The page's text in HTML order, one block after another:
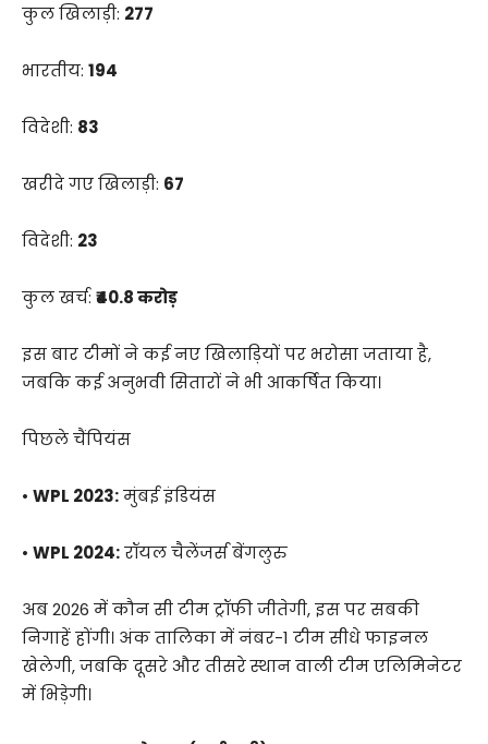
कुल खिलाड़ी: 277
भारतीय: 194
विदेशी: 83
खरीदे गए खिलाड़ी: 67
विदेशी: 23
कुल खर्च:₹40.8 करोड़
इस बार टीमों ने कई नए खिलाड़ियों पर भरोसा जताया है,
जबकि कई अनुभवी सितारों ने भी आकर्षित किया।
पिछले चैंपियंस
• WPL 2023:मुंबई इंडियंस
• WPL 2024:रॉयल चैलेंजर्स बेंगलुरु
अब 2026 में कौन सी टीम ट्रॉफी जीतेगी, इस पर सबकी
निगाहें होंगी। अंक तालिका में नंबर-1 टीम सीधे फाइनल
खेलेगी, जबकि दूसरे और तीसरे स्थान वाली टीम एलिमिनेटर
में भिड़ेगी।